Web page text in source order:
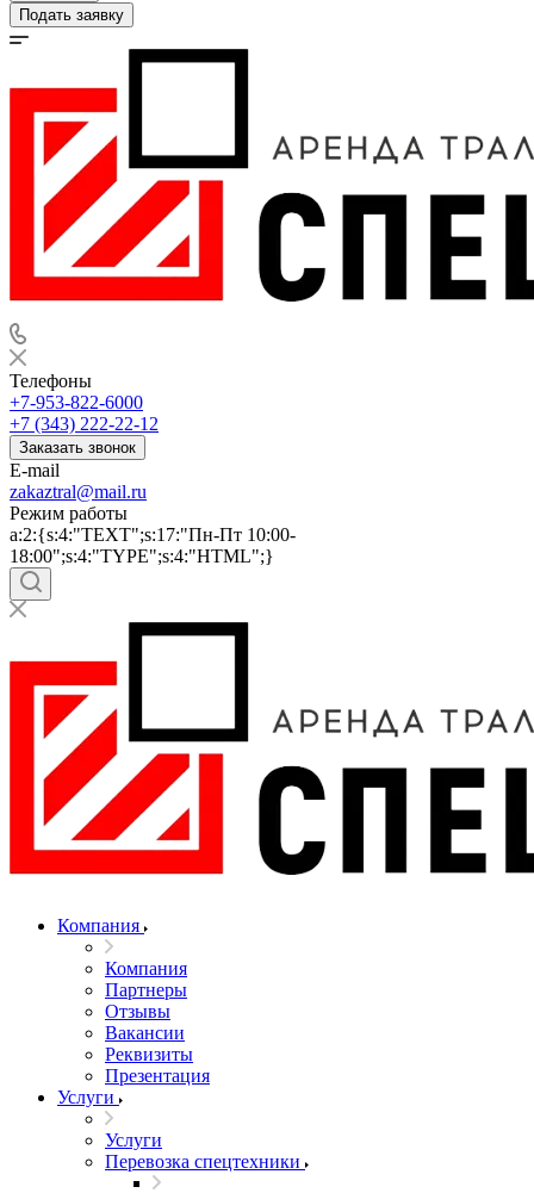
Подать заявку
Телефоны
+7-953-822-6000
+7 (343) 222-22-12
Заказать звонок
E-mail
zakaztral@mail.ru
Режим работы
a:2:{s:4:"TEXT";s:17:"Пн-Пт 10:00-
18:00";s:4:"TYPE";s:4:"HTML";}
Компания
Компания
Партнеры
Отзывы
Вакансии
Реквизиты
Презентация
Услуги
Услуги
Перевозка спецтехники